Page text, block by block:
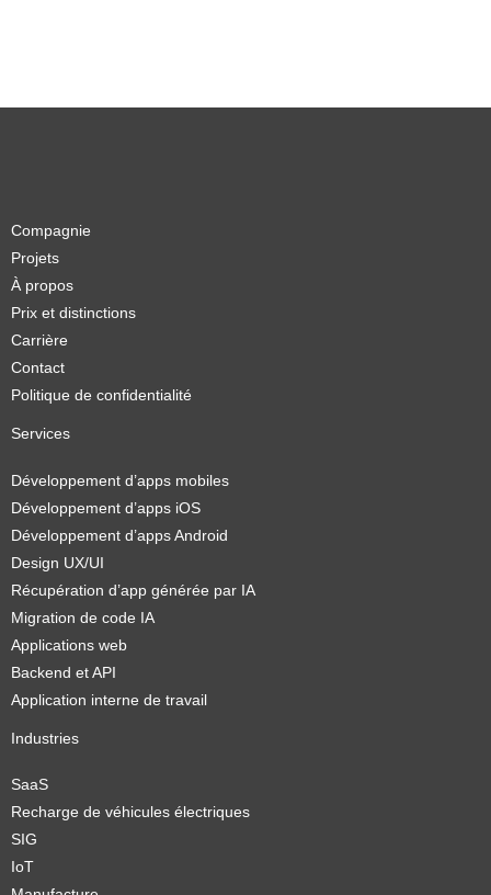
Compagnie
Projets
À propos
Prix et distinctions
Carrière
Contact
Politique de confidentialité
Services
Développement d’apps mobiles
Développement d’apps iOS
Développement d’apps Android
Design UX/UI
Récupération d’app générée par IA
Migration de code IA
Applications web
Backend et API
Application interne de travail
Industries
SaaS
Recharge de véhicules électriques
SIG
IoT